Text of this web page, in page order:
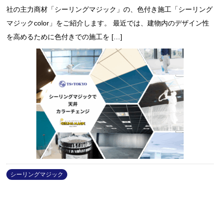
社の主力商材「シーリングマジック」の、色付き施工「シーリング
マジックcolor」をご紹介します。 最近では、建物内のデザイン性
を高めるために色付きでの施工を […]
シーリングマジック